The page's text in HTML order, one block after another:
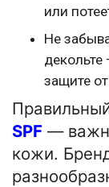
или
Не
защите
SPF —
кожи.